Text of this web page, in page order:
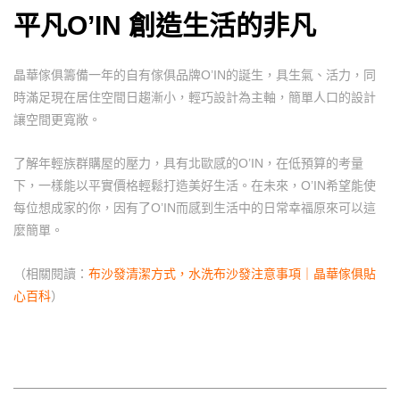
平凡O’IN 創造生活的非凡
晶華傢俱籌備一年的自有傢俱品牌O’IN的誕生，具生氣、活力，同
時滿足現在居住空間日趨漸小，輕巧設計為主軸，簡單人口的設計
讓空間更寬敞。
了解年輕族群購屋的壓力，具有北歐感的O’IN，在低預算的考量
下，一樣能以平實價格輕鬆打造美好生活。在未來，O’IN希望能使
每位想成家的你，因有了O’IN而感到生活中的日常幸福原來可以這
麼簡單。
（相關閱讀： 布沙發清潔方式，水洗布沙發注意事項｜晶華傢俱貼
心百科）